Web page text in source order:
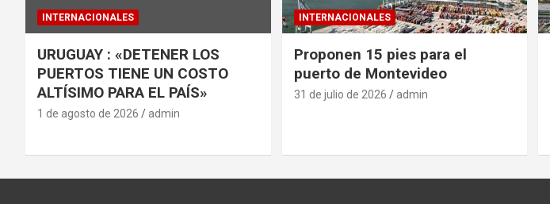
INTERNACIONALES
URUGUAY : «DETENER LOS
PUERTOS TIENE UN COSTO
ALTÍSIMO PARA EL PAÍS»
1 de agosto de 2026 admin
INTERNACIONALES
Proponen 15 pies para el
puerto de Montevideo
31 de julio de 2026 admin